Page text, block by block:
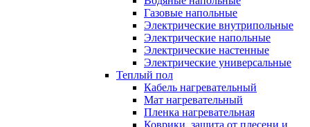
Газовые напольные
Электрические внутрипольные
Электрические напольные
Электрические настенные
Электрические универсальные
Теплый пол
Кабель нагревательный
Мат нагревательный
Пленка нагревательная
Коврики, защита от плесени и